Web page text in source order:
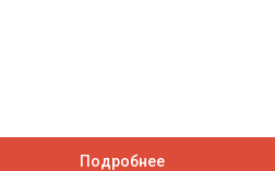
Подробнее